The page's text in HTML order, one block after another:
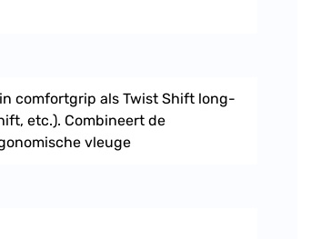
comfortgrip als Twist Shift long-
etc.). Combineert de
vleuge